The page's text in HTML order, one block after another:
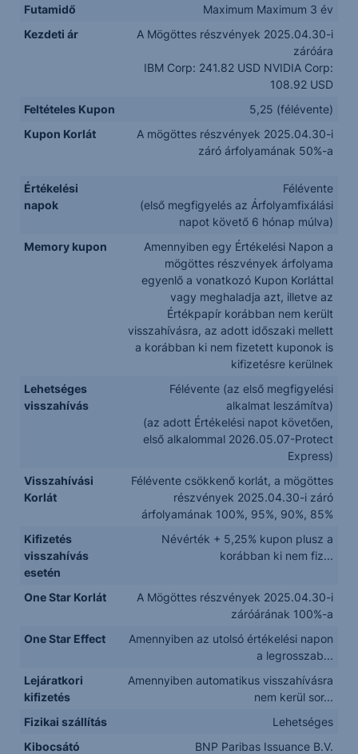
Futamidő
Maximum Maximum 3 év
Kezdeti ár
A Mögöttes részvények 2025.04.30-i
záróára
IBM Corp: 241.82 USD NVIDIA Corp:
108.92 USD
Feltételes Kupon
5,25 (félévente)
Kupon Korlát
A mögöttes részvények 2025.04.30-i
záró árfolyamának 50%-a
Értékelési
napok
Félévente
(első megfigyelés az Árfolyamfixálási
napot követő 6 hónap múlva)
Memory kupon
Amennyiben egy Értékelési Napon a
mögöttes részvények árfolyama
egyenlő a vonatkozó Kupon Korláttal
vagy meghaladja azt, illetve az
Értékpapír korábban nem került
visszahívásra, az adott időszaki mellett
a korábban ki nem fizetett kuponok is
kifizetésre kerülnek
Lehetséges
visszahívás
Félévente (az első megfigyelési
alkalmat leszámítva)
(az adott Értékelési napot követően,
első alkalommal 2026.05.07-Protect
Express)
Visszahívási
Korlát
Félévente csökkenő korlát, a mögöttes
részvények 2025.04.30-i záró
árfolyamának 100%, 95%, 90%, 85%
Kifizetés
visszahívás
esetén
Névérték + 5,25% kupon plusz a
korábban ki nem fiz...
One Star Korlát
A Mögöttes részvények 2025.04.30-i
záróárának 100%-a
One Star Effect
Amennyiben az utolsó értékelési napon
a legrosszab...
Lejáratkori
kifizetés
Amennyiben automatikus visszahívásra
nem kerül sor...
Fizikai szállítás
Lehetséges
Kibocsátó
BNP Paribas Issuance B.V.